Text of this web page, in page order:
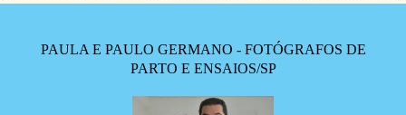
PAULA E PAULO GERMANO - FOTÓGRAFOS DE
PARTO E ENSAIOS/SP